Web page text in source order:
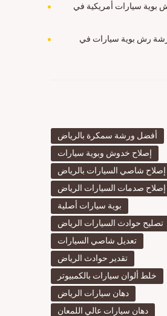
بوية سيارات أمريكية في
رش بوية سيارات في
أفضل ورشة سمكرة بالرياض
إصلاح خدوش وبوية سيارات
إصلاح شاصي السيارات بالرياض
إصلاح صدمات السيارات الرياض
بوية سيارات أصلية
تصليح حوادث السيارات الرياض
تعديل شاصي السيارات
تقدير حوادث الرياض
خلط ألوان سيارات بالكمبيوتر
دهان سيارات الرياض
دهان سيارات عالي اللمعان